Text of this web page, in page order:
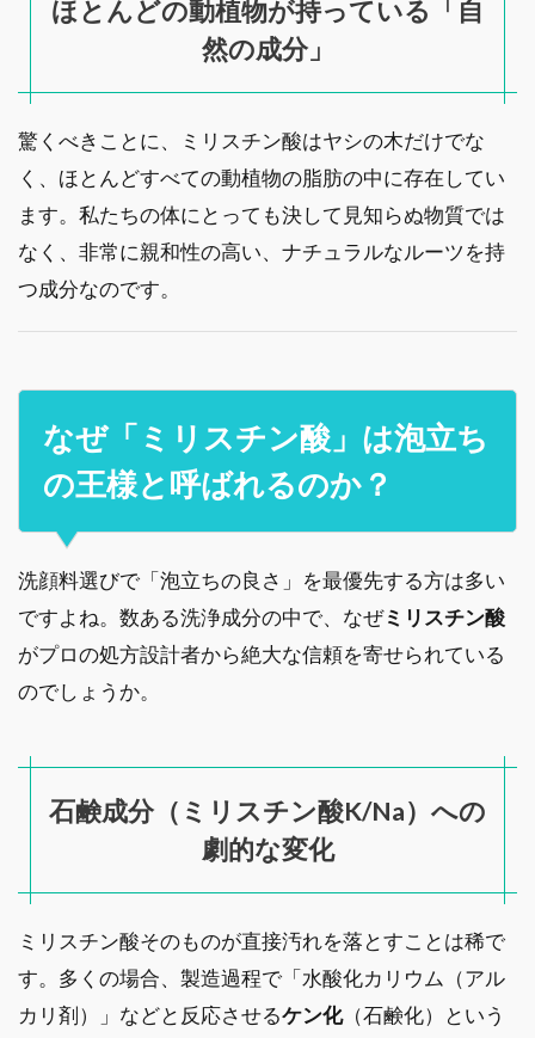
ほとんどの動植物が持っている「自
然の成分」
驚くべきことに、ミリスチン酸はヤシの木だけでな
く、ほとんどすべての動植物の脂肪の中に存在してい
ます。私たちの体にとっても決して見知らぬ物質では
なく、非常に親和性の高い、ナチュラルなルーツを持
つ成分なのです。
なぜ「ミリスチン酸」は泡立ち
の王様と呼ばれるのか？
洗顔料選びで「泡立ちの良さ」を最優先する方は多い
ですよね。数ある洗浄成分の中で、なぜミリスチン酸
がプロの処方設計者から絶大な信頼を寄せられている
のでしょうか。
石鹸成分（ミリスチン酸K/Na）への
劇的な変化
ミリスチン酸そのものが直接汚れを落とすことは稀で
す。多くの場合、製造過程で「水酸化カリウム（アル
カリ剤）」などと反応させるケン化（石鹸化）という